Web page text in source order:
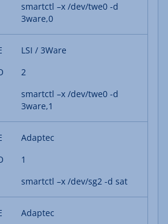
smartctl –x /dev/twe0 -d
3ware,0
LSI / 3Ware
2
smartctl –x /dev/twe0 -d
3ware,1
Adaptec
1
smartctl –x /dev/sg2 -d sat
Adaptec